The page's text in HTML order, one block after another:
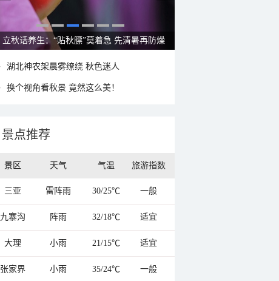
立秋话养生：“贴秋膘”莫着急 先清暑再防燥
湖北神农架晨雾缭绕 秋色迷人
换个视角看秋景 竟然这么美！
景点推荐
景区 天气 气温 旅游指数
三亚 雷阵雨 30/25℃ 一般
九寨沟 阵雨 32/18℃ 适宜
大理 小雨 21/15℃ 适宜
张家界 小雨 35/24℃ 一般